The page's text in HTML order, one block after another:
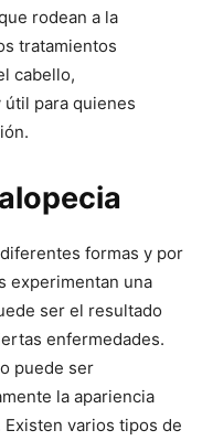
rodean a la
tratamientos
cabello,
para quienes
formas y por
experimentan una
ser el resultado
enfermedades.
puede ser
la apariencia
varios tipos de